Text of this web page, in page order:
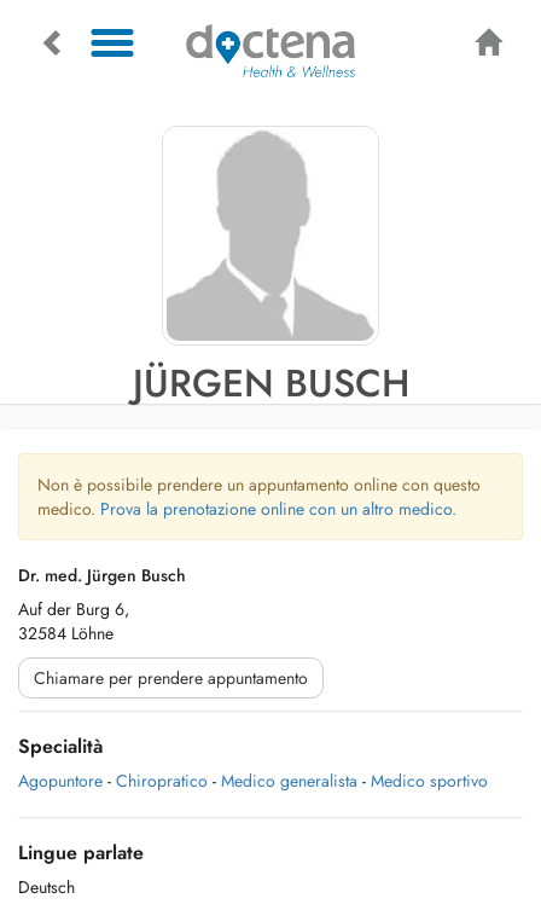
JÜRGEN BUSCH
Non è possibile prendere un appuntamento online con questo
medico. Prova la prenotazione online con un altro medico.
Dr. med. Jürgen Busch
Auf der Burg 6,
32584 Löhne
Chiamare per prendere appuntamento
Specialità
Agopuntore - Chiropratico - Medico generalista - Medico sportivo
Lingue parlate
Deutsch